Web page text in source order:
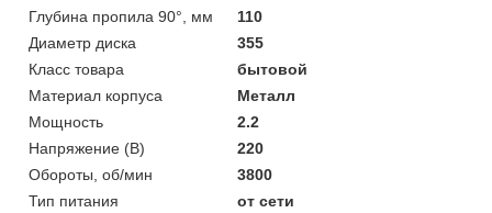
Глубина пропила 90°, мм
110
Диаметр диска
355
Класс товара
бытовой
Материал корпуса
Металл
Мощность
2.2
Напряжение (В)
220
Обороты, об/мин
3800
Тип питания
от сети